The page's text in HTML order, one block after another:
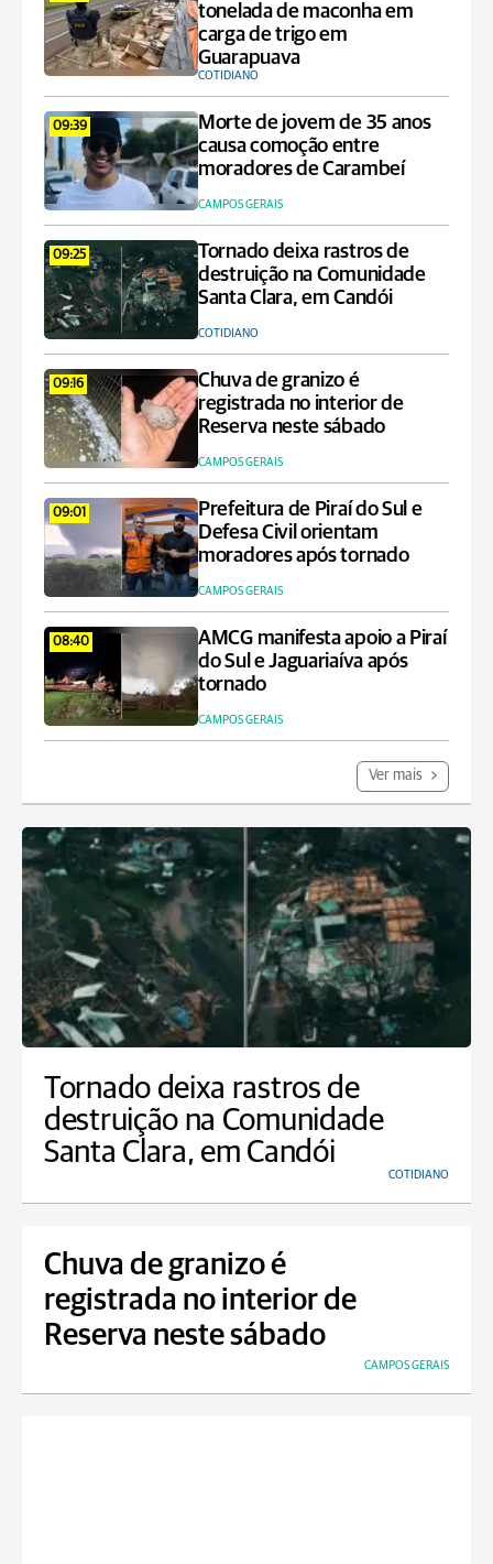
tonelada de maconha em
carga de trigo em
Guarapuava
COTIDIANO
09:39
Morte de jovem de 35 anos
causa comoção entre
moradores de Carambeí
CAMPOS GERAIS
09:25
Tornado deixa rastros de
destruição na Comunidade
Santa Clara, em Candói
COTIDIANO
09:16
Chuva de granizo é
registrada no interior de
Reserva neste sábado
CAMPOS GERAIS
09:01
Prefeitura de Piraí do Sul e
Defesa Civil orientam
moradores após tornado
CAMPOS GERAIS
08:40
AMCG manifesta apoio a Piraí
do Sul e Jaguariaíva após
tornado
CAMPOS GERAIS
Ver mais
Tornado deixa rastros de
destruição na Comunidade
Santa Clara, em Candói
COTIDIANO
Chuva de granizo é
registrada no interior de
Reserva neste sábado
CAMPOS GERAIS